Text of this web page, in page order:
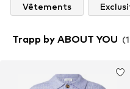
Vêtements
Trapp by ABOUT YOU